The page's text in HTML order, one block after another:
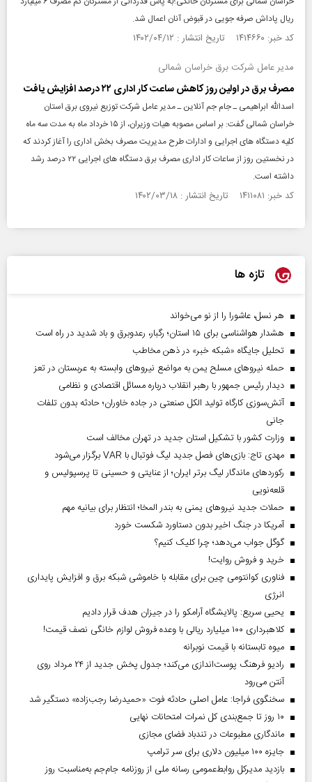
ریال پاداش صرفه جویی در قبوض آنان اعمال شد.
کد خبر: ۱۴۱۴۶۶۰ تاریخ انتشار : ۱۴۰۲/۰۴/۱۲
مدیر عامل شرکت برق خراسان شمالی
مصرف برق در اولین روز کاهش ساعت کار اداری ۲۲ درصد افزایش یافت
اسدالله ابراهیمی ـ جام جم آنلاین ـ مدیر عامل شرکت توزیع نیروی برق استان
خراسان شمالی گفت: بر اساس مصوبه هیات وزیران، از ۱۵ خرداد ماه به مدت سه ماه
کلیه دستگاه های اجرایی و ادارات طرح مدیریت مصرف بخش اداری را آغاز کردند که
در نخستین روز از ساعات کار اداری مصرف برق دستگاه های اجرایی ۲۲ درصد رشد
داشته است.
کد خبر: ۱۴۱۱۰۸۱ تاریخ انتشار : ۱۴۰۲/۰۳/۱۸
تازه ها
هر نسل، عاشورا را از نو می‌خواند
هشدار هواشناسی برای ۱۵ استان؛ رگبار، رعدوبرق و باد شدید در راه است
تحلیل جایگاه «شبکه خبر» در ذهن مخاطب
حمله نیروهای مسلح یمن به مواضع نیروهای وابسته به عربستان در تعز
دیدار رئیس‌ جمهور با رهبر انقلاب درباره مسائل اقتصادی و نظامی
آتش‌سوزی کارگاه تولید الکل صنعتی در جاده خاوران؛ حادثه بدون تلفات
جانی
وزارت کشور با تشکیل استان جدید در تهران مخالف است
مهدی تاج: بازی‌های فصل جدید لیگ فوتبال با VAR برگزار می‌شود
رکورد‌های ماندگار لیگ برتر ایران؛ از عنایتی و حسینی تا پرسپولیس و
قلعه‌نویی
حملات جدید نیروهای یمنی به بندر المخا؛ انتظار برای بیانیه مهم
آمریکا در جنگ اخیر بدون دستاورد شکست خورد
گوگل جواب می‌دهد؛ چرا کلیک کنیم؟
خرید و فروش روایت!
فناوری کوانتومی چین برای مقابله با خاموشی شبکه برق و افزایش پایداری
انرژی
یحیی سریع: پالایشگاه آرامکو را در جیزان هدف قرار دادیم
کلاهبرداری ۱۰۰ میلیارد ریالی با وعده فروش لوازم خانگی نصف قیمت!
میوه تابستانه با قیمت نوبرانه
رادیو فرهنگ پوست‌اندازی می‌کند؛ جدول پخش جدید از ۲۴ مرداد روی
آنتن می‌رود
سخنگوی فراجا: عامل اصلی حادثه فوت «حمیدرضا رجب‌زاده» دستگیر شد
۱۰ روز تا جمع‌بندی کل نمرات امتحانات نهایی
ماندگاری مطبوعات در تندباد فضای مجازی
جایزه ۱۰۰ میلیون دلاری برای سر ترامپ
بازدید مدیرکل روابط‌عمومی رسانه ملی از روزنامه جام‌جم به‌مناسبت روز